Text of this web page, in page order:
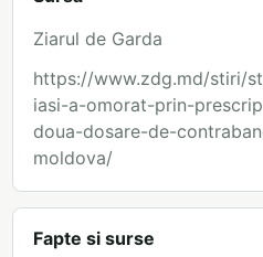
Ziarul de Garda
https://www.zdg.md/stiri/
iasi-a-omorat-prin-
doua-dosare-de-
moldova/
Fapte si surse